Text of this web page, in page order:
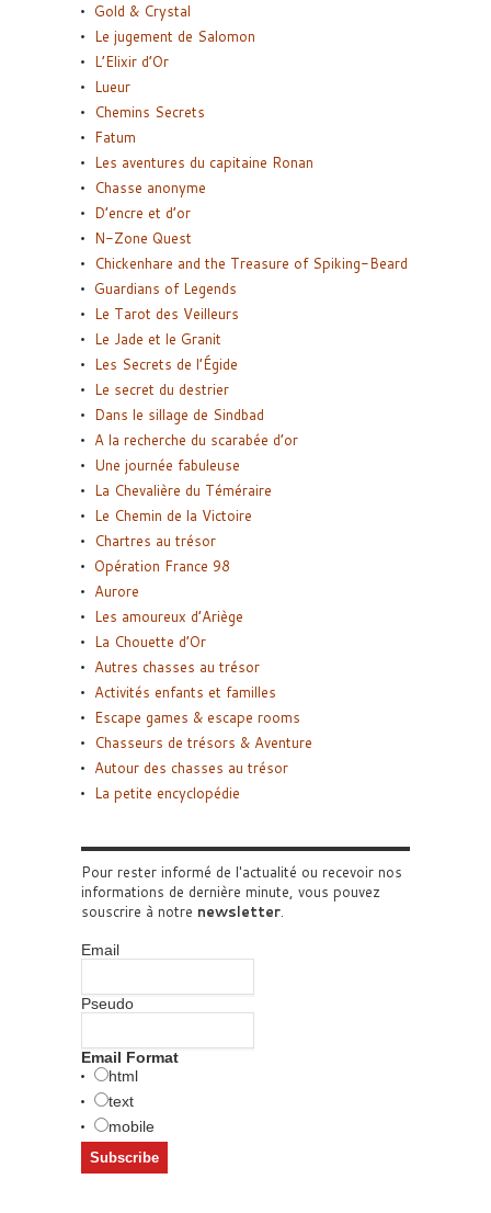
Gold & Crystal
Le jugement de Salomon
L’Elixir d’Or
Lueur
Chemins Secrets
Fatum
Les aventures du capitaine Ronan
Chasse anonyme
D’encre et d’or
N-Zone Quest
Chickenhare and the Treasure of Spiking-Beard
Guardians of Legends
Le Tarot des Veilleurs
Le Jade et le Granit
Les Secrets de l’Égide
Le secret du destrier
Dans le sillage de Sindbad
A la recherche du scarabée d’or
Une journée fabuleuse
La Chevalière du Téméraire
Le Chemin de la Victoire
Chartres au trésor
Opération France 98
Aurore
Les amoureux d’Ariège
La Chouette d’Or
Autres chasses au trésor
Activités enfants et familles
Escape games & escape rooms
Chasseurs de trésors & Aventure
Autour des chasses au trésor
La petite encyclopédie
Pour rester informé de l'actualité ou recevoir nos
informations de dernière minute, vous pouvez
souscrire à notre newsletter.
Email
Pseudo
Email Format
html
text
mobile